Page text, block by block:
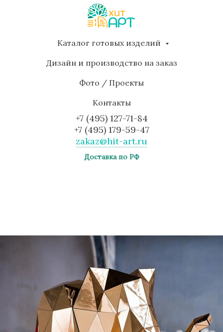
Каталог готовых изделий
Дизайн и производство на заказ
Фото / Проекты
Контакты
+7 (495) 127-71-84
+7 (495) 179-59-47
zakaz@hit-art.ru
Доставка по РФ